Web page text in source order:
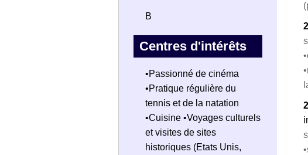
B
Centres d'intérêts
•Passionné de cinéma
•Pratique régulière du
tennis et de la natation
•Cuisine •Voyages culturels
et visites de sites
historiques (Etats Unis,